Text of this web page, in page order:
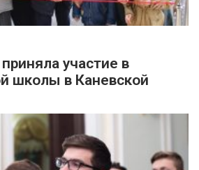
участие в
школы в Каневской